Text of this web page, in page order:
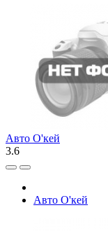
Авто О'кей
3.6
Авто О'кей